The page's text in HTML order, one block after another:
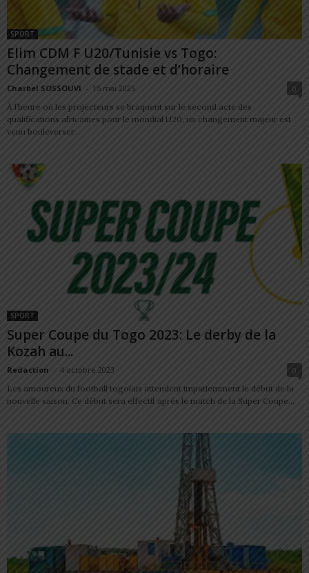
SPORT
Elim CDM F U20/Tunisie vs Togo:
Changement de stade et d’horaire
Charbel SOSSOUVI - 15 mai 2025
0
À l’heure où les projecteurs se braquent sur le second acte des
qualifications africaines pour le mondial U20, un changement majeur est
venu bouleverser...
SPORT
Super Coupe du Togo 2023: Le derby de la
Kozah au...
Redaction - 4 octobre 2023
0
Les amoureux du football togolais attendent impatiemment le début de la
nouvelle saison. Ce début sera effectif après le match de la Super Coupe...